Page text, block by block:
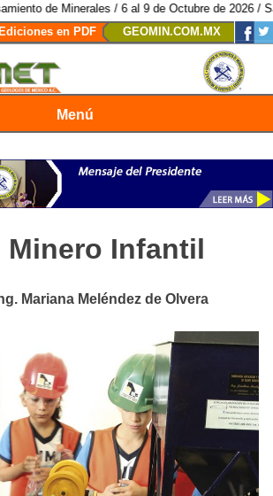
Minerales / 6 al 9 de Octubre de 2026 / San Luis
Ediciones en PDF
GEOMIN.COM.MX
Menú
Minero Infantil
Mariana Meléndez de Olvera